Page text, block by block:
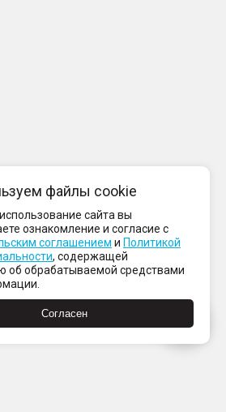
файлы cookie
сайта вы
ознакомление и согласие с
соглашением и Политикой
, содержащей
об обрабатываемой средствами
Согласен